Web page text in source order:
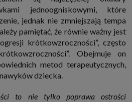
dostępu do naszych usług. Masz również
lub zmiany zgody w dowolnym
do czasu istnienia podstawy do ich
udzielenia zgody do momentu jej
działań z Twojej strony ograniczających
danych do wykonania umowy, przez
okres przedawnienia roszczeń z niej
maksymalnie 10 lat), a w przypadku, gdy
skutecznego sprzeciwu.
jednoogniskowymi, które
jednak nie zmniejszają tempa
pamiętać, że równie ważny jest
krótkowzroczności”, często
Obejmuje on
metod terapeutycznych,
dziecka.
to nie tylko poprawa ostrości